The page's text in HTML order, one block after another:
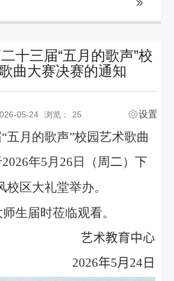
十三届“五月的歌声”校
曲大赛决赛的通知
05-24 浏览： 25 设置
五月的歌声”校园艺术歌曲
2026年5月 26 日（周二）下
校区大礼堂举办。
生届时莅临观看。
艺术教育中心
2026年5月 24日